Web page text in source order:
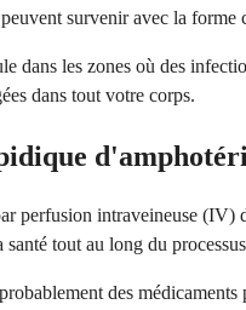
survenir avec la
les zones où des
dans tout votre corps.
intraveineuse (IV)
tout au long du
des